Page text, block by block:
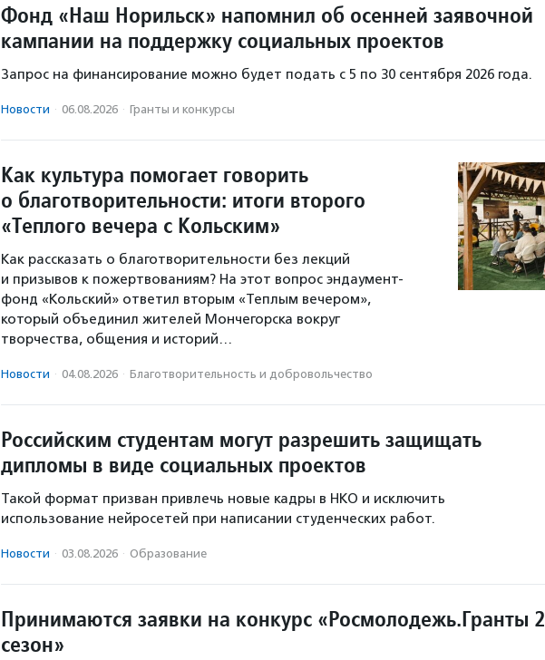
Фонд «Наш Норильск» напомнил об осенней заявочной
кампании на поддержку социальных проектов
Запрос на финансирование можно будет подать с 5 по 30 сентября 2026 года.
Новости · 06.08.2026 · Гранты и конкурсы
Как культура помогает говорить
о благотворительности: итоги второго
«Теплого вечера с Кольским»
Как рассказать о благотворительности без лекций
и призывов к пожертвованиям? На этот вопрос эндаумент-
фонд «Кольский» ответил вторым «Теплым вечером»,
который объединил жителей Мончегорска вокруг
творчества, общения и историй…
Новости · 04.08.2026 · Благотвори­тель­ность и доброволь­чест­во
Российским студентам могут разрешить защищать
дипломы в виде социальных проектов
Такой формат призван привлечь новые кадры в НКО и исключить
использование нейросетей при написании студенческих работ.
Новости · 03.08.2026 · Образование
Принимаются заявки на конкурс «Росмолодежь.Гранты 2
сезон»